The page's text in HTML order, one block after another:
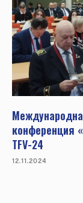
конференция
TFV-24
12.11.2024